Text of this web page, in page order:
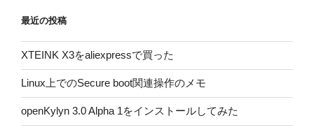
最近の投稿
XTEINK X3をaliexpressで買った
Linux上でのSecure boot関連操作のメモ
openKylyn 3.0 Alpha 1をインストールしてみた